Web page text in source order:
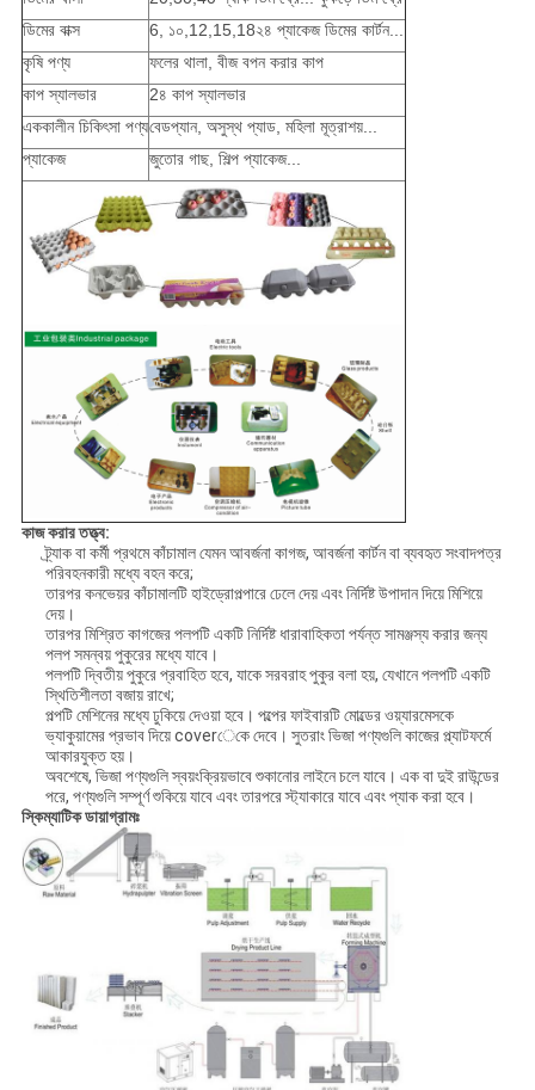
ডিমের বাক্স
6, ১০,12,15,18২৪ প্যাকেজ ডিমের কার্টন...
কৃষি পণ্য
ফলের থালা, বীজ বপন করার কাপ
কাপ স্যালভার
2৪ কাপ স্যালভার
এককালীন চিকিৎসা পণ্যবেডপ্যান, অসুস্থ প্যাড, মহিলা মূত্রাশয়...
প্যাকেজ
জুতোর গাছ, শিল্প প্যাকেজ...
কাজ করার তত্ত্ব:
ট্র্যাক বা কর্মী প্রথমে কাঁচামাল যেমন আবর্জনা কাগজ, আবর্জনা কার্টন বা ব্যবহৃত সংবাদপত্র
পরিবহনকারী মধ্যে বহন করে;
তারপর কনভেয়র কাঁচামালটি হাইড্রোপল্পারে ঢেলে দেয় এবং নির্দিষ্ট উপাদান দিয়ে মিশিয়ে
দেয়।
তারপর মিশ্রিত কাগজের পলপটি একটি নির্দিষ্ট ধারাবাহিকতা পর্যন্ত সামঞ্জস্য করার জন্য
পলপ সমন্বয় পুকুরের মধ্যে যাবে।
পলপটি দ্বিতীয় পুকুরে প্রবাহিত হবে, যাকে সরবরাহ পুকুর বলা হয়, যেখানে পলপটি একটি
স্থিতিশীলতা বজায় রাখে;
পল্পটি মেশিনের মধ্যে ঢুকিয়ে দেওয়া হবে। পল্পের ফাইবারটি মোল্ডের ওয়্যারমেসকে
ভ্যাকুয়ামের প্রভাব দিয়ে coverেকে দেবে। সুতরাং ভিজা পণ্যগুলি কাজের প্ল্যাটফর্মে
আকারযুক্ত হয়।
অবশেষে, ভিজা পণ্যগুলি স্বয়ংক্রিয়ভাবে শুকানোর লাইনে চলে যাবে। এক বা দুই রাউন্ডের
পরে, পণ্যগুলি সম্পূর্ণ শুকিয়ে যাবে এবং তারপরে স্ট্যাকারে যাবে এবং প্যাক করা হবে।
স্কিম্যাটিক ডায়াগ্রামঃ